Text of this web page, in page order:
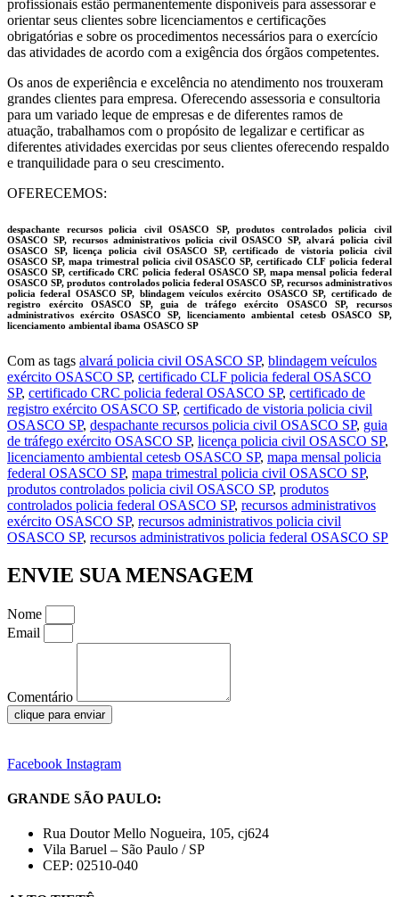
profissionais estão permanentemente disponíveis para assessorar e
orientar seus clientes sobre licenciamentos e certificações
obrigatórias e sobre os procedimentos necessários para o exercício
das atividades de acordo com a exigência dos órgãos competentes.
Os anos de experiência e excelência no atendimento nos trouxeram
grandes clientes para empresa. Oferecendo assessoria e consultoria
para um variado leque de empresas e de diferentes ramos de
atuação, trabalhamos com o propósito de legalizar e certificar as
diferentes atividades exercidas por seus clientes oferecendo respaldo
e tranquilidade para o seu crescimento.
OFERECEMOS:
despachante recursos policia civil OSASCO SP, produtos controlados policia civil
OSASCO SP, recursos administrativos policia civil OSASCO SP, alvará policia civil
OSASCO SP, licença policia civil OSASCO SP, certificado de vistoria policia civil
OSASCO SP, mapa trimestral policia civil OSASCO SP, certificado CLF policia federal
OSASCO SP, certificado CRC policia federal OSASCO SP, mapa mensal policia federal
OSASCO SP, produtos controlados policia federal OSASCO SP, recursos administrativos
policia federal OSASCO SP, blindagem veículos exército OSASCO SP, certificado de
registro exército OSASCO SP, guia de tráfego exército OSASCO SP, recursos
administrativos exército OSASCO SP, licenciamento ambiental cetesb OSASCO SP,
licenciamento ambiental ibama OSASCO SP
Com as tags alvará policia civil OSASCO SP, blindagem veículos
exército OSASCO SP, certificado CLF policia federal OSASCO
SP, certificado CRC policia federal OSASCO SP, certificado de
registro exército OSASCO SP, certificado de vistoria policia civil
OSASCO SP, despachante recursos policia civil OSASCO SP, guia
de tráfego exército OSASCO SP, licença policia civil OSASCO SP,
licenciamento ambiental cetesb OSASCO SP, mapa mensal policia
federal OSASCO SP, mapa trimestral policia civil OSASCO SP,
produtos controlados policia civil OSASCO SP, produtos
controlados policia federal OSASCO SP, recursos administrativos
exército OSASCO SP, recursos administrativos policia civil
OSASCO SP, recursos administrativos policia federal OSASCO SP
ENVIE SUA MENSAGEM
Nome
Email
Comentário
clique para enviar
Facebook Instagram
GRANDE SÃO PAULO:
Rua Doutor Mello Nogueira, 105, cj624
Vila Baruel – São Paulo / SP
CEP: 02510-040